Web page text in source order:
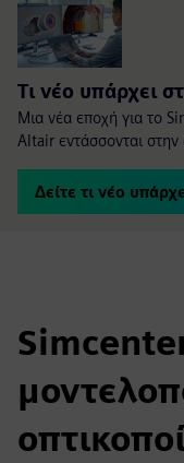
Τι νέο υπάρχει
Μια νέα εποχή για το
Altair εντάσσονται
Δείτε τι νέο